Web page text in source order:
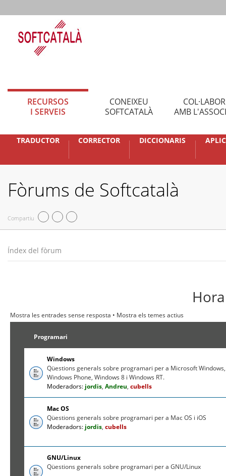
RECURSOS
I SERVEIS
CONEIXEU
SOFTCATALÀ
AMB
TRADUCTOR CORRECTOR DICCIONARIS
Fòrums de Softcatalà
Compartiu
Índex del fòrum
Mostra les entrades sense resposta • Mostra els temes actius
Programari
Windows
Qüestions generals sobre programari per a Microsoft Windows,
Windows Phone, Windows 8 i Windows RT.
Moderadors: jordis,Andreu,cubells
Mac OS
Qüestions generals sobre programari per a Mac OS i iOS
Moderadors: jordis,cubells
GNU/Linux
Qüestions generals sobre programari per a GNU/Linux